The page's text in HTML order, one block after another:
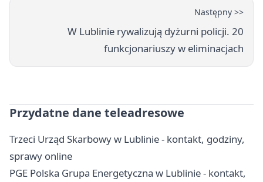
Następny >>
W Lublinie rywalizują dyżurni policji. 20
funkcjonariuszy w eliminacjach
Przydatne dane teleadresowe
Trzeci Urząd Skarbowy w Lublinie - kontakt, godziny,
sprawy online
PGE Polska Grupa Energetyczna w Lublinie - kontakt,